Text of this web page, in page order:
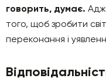
говорить, думає.
того, щоб зробити
переконання і